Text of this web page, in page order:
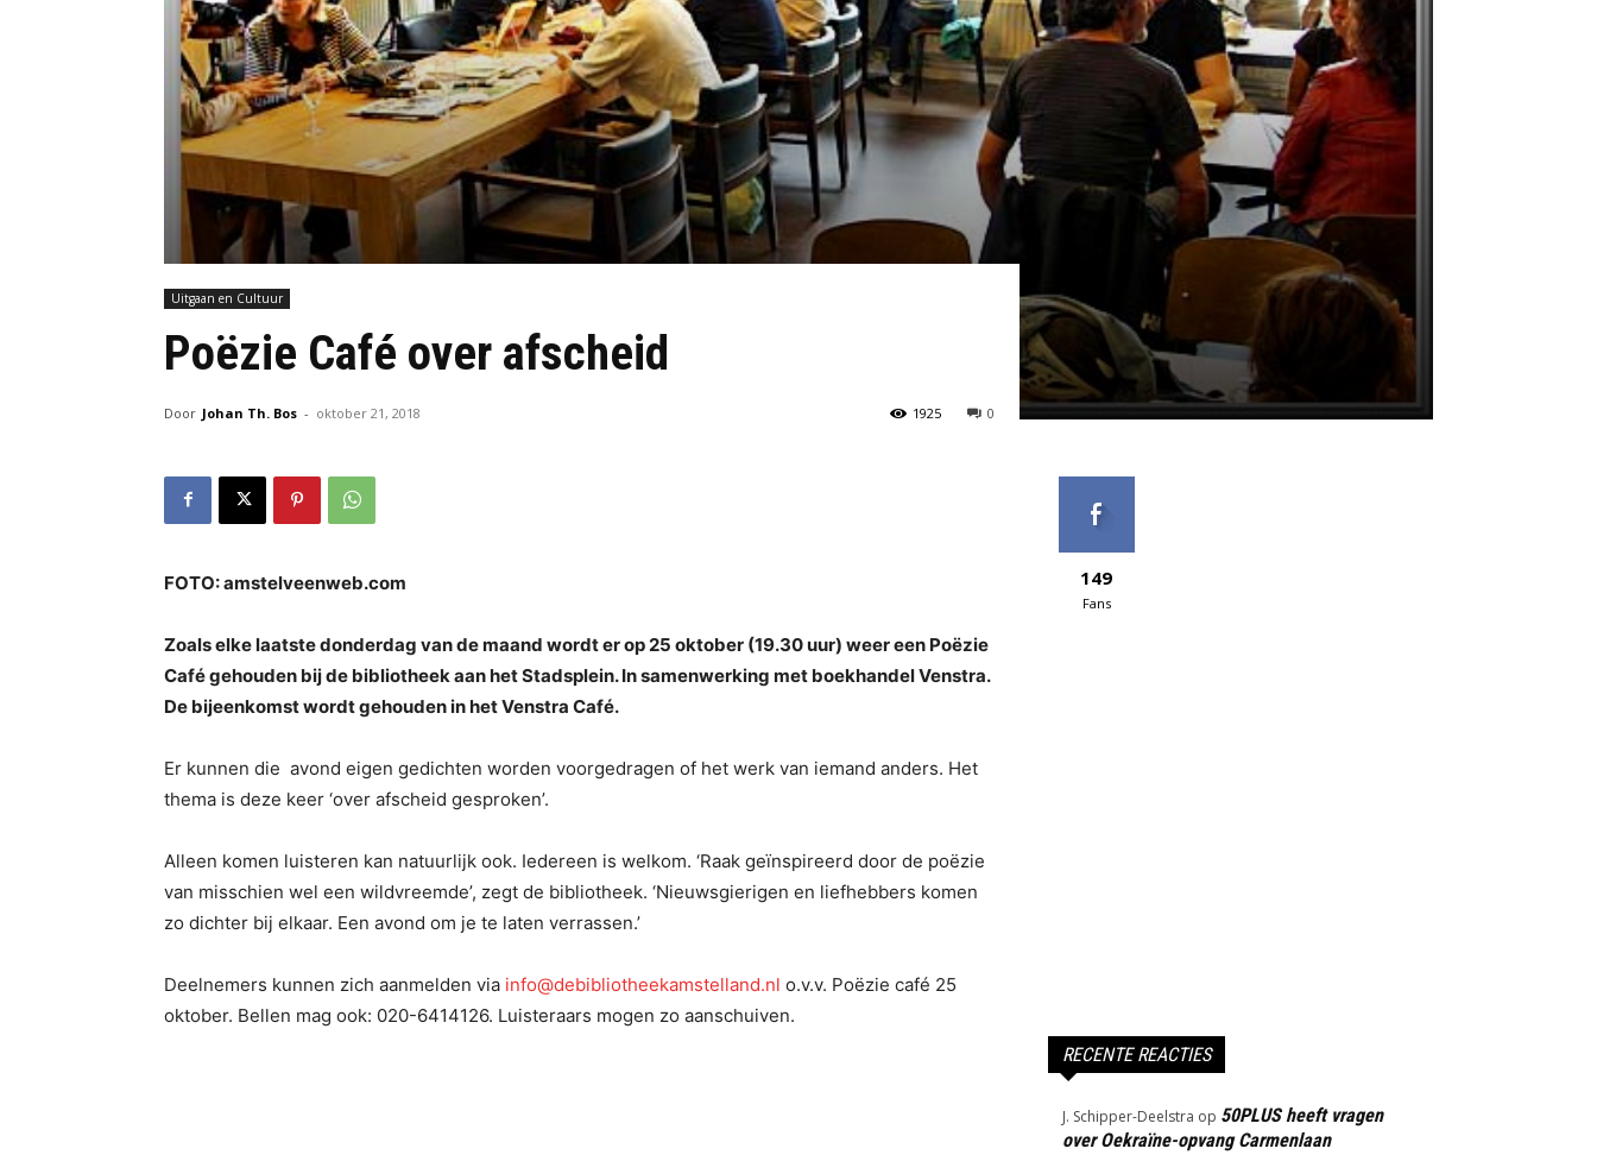
Uitgaan en Cultuur
Poëzie Café over afscheid
Door Johan Th. Bos - oktober 21, 2018 0
1925
FOTO: amstelveenweb.com
Zoals elke laatste donderdag van de maand wordt er op 25 oktober (19.30 uur) weer een Poëzie
Café gehouden bij de bibliotheek aan het Stadsplein. In samenwerking met boekhandel Venstra.
De bijeenkomst wordt gehouden in het Venstra Café.
Er kunnen die avond eigen gedichten worden voorgedragen of het werk van iemand anders. Het
thema is deze keer ‘over afscheid gesproken’.
Alleen komen luisteren kan natuurlijk ook. Iedereen is welkom. ‘Raak geïnspireerd door de poëzie
van misschien wel een wildvreemde’, zegt de bibliotheek. ‘Nieuwsgierigen en liefhebbers komen
zo dichter bij elkaar. Een avond om je te laten verrassen.’
Deelnemers kunnen zich aanmelden via info@debibliotheekamstelland.nl o.v.v. Poëzie café 25
oktober. Bellen mag ook: 020-6414126. Luisteraars mogen zo aanschuiven.
149
Fans
RECENTE REACTIES
J. Schipper-Deelstra op 50PLUS heeft vragen
over Oekraïne-opvang Carmenlaan